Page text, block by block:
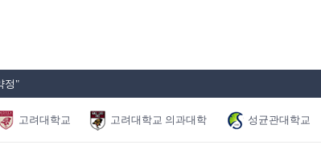
정"
고려대학교 고려대학교 의과대학 성균관대학교